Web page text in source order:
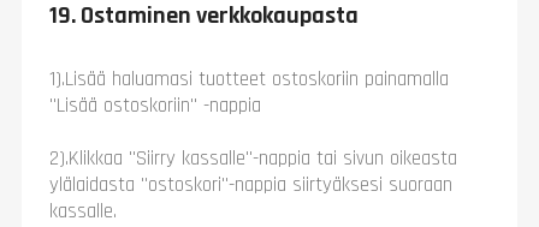
19. Ostaminen verkkokaupasta
1).Lisää haluamasi tuotteet ostoskoriin painamalla
"Lisää ostoskoriin" -nappia
2).Klikkaa "Siirry kassalle"-nappia tai sivun oikeasta
ylälaidasta "ostoskori"-nappia siirtyäksesi suoraan
kassalle.